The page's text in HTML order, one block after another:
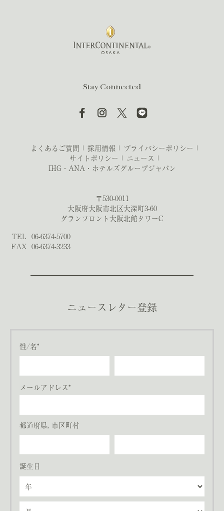
Stay Connected
よくあるご質問 採用情報
プライバシーポリシー
サイトポリシー
ニュース
IHG・ANA・ホテルズグループジャパン
〒530-0011
大阪府大阪市北区大深町3-60
グランフロント大阪北館タワーC
TEL 06-6374-5700
FAX 06-6374-3233
ニュースレター登録
性/名*
メールアドレス*
都道府県, 市区町村
誕生日